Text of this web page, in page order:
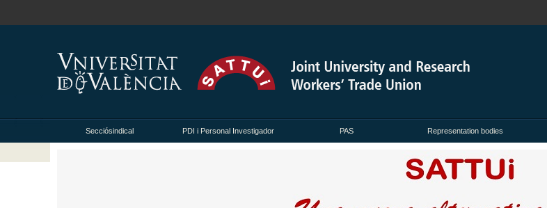
Secciósindical PDI i Personal Investigador PAS Representation bodies